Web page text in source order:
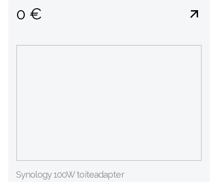
0 €
Synology 100W toiteadapter